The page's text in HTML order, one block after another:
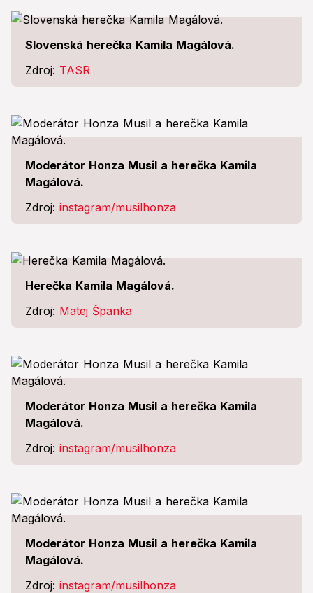
Slovenská herečka Kamila Magálová.
Zdroj: TASR
Moderátor Honza Musil a herečka Kamila
Magálová.
Zdroj: instagram/musilhonza
Herečka Kamila Magálová.
Zdroj: Matej Španka
Moderátor Honza Musil a herečka Kamila
Magálová.
Zdroj: instagram/musilhonza
Moderátor Honza Musil a herečka Kamila
Magálová.
Zdroj: instagram/musilhonza